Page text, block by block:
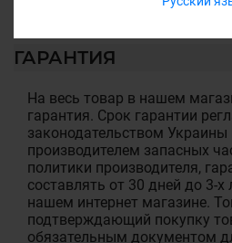
ГАРАНТИЯ
На весь товар в нашем
гарантия. Срок гарантии
законодательством Украины
производителем запасных
политики производителя,
составлять от 30 дней до 3-
нашем интернет магазине.
подтверждающий покупку
обязательным документом